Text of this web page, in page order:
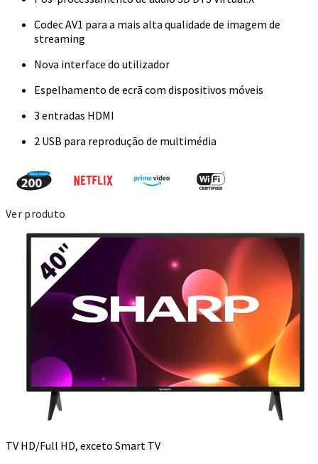
Codec AV1 para a mais alta qualidade de imagem de
streaming
Nova interface do utilizador
Espelhamento de ecrã com dispositivos móveis
3 entradas HDMI
2 USB para reprodução de multimédia
Ver produto
TV HD/Full HD, exceto Smart TV